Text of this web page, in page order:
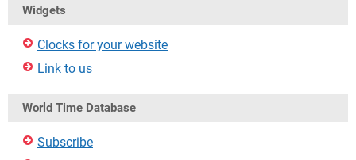
Widgets
Clocks for your website
Link to us
World Time Database
Subscribe